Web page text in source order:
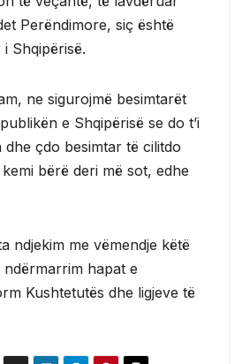
Perëndimore, siç është
Shqipërisë.
ne sigurojmë besimtarët
e Shqipërisë se do t’i
dhe çdo besimtar të cilitdo
bërë deri më sot, edhe
ndjekim me vëmendje këtë
hapat e
Kushtetutës dhe ligjeve të